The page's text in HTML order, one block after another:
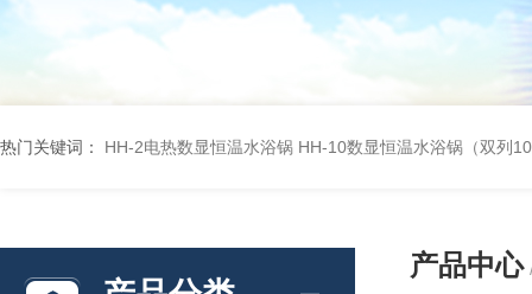
热门关键词： HH-2电热数显恒温水浴锅 HH-10数显恒温水浴锅（双列
产品中心